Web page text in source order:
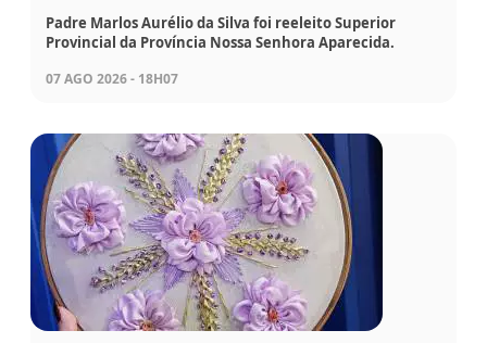
Padre Marlos Aurélio da Silva foi reeleito Superior
Provincial da Província Nossa Senhora Aparecida.
07 AGO 2026 - 18H07